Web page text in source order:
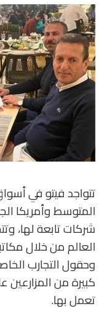
تتواجد فيتو في
شركات تابعة لها،
العالم من خلال
وحقول التجارب
كبيرة من
تعمل بها.